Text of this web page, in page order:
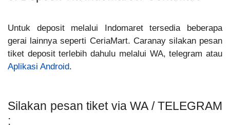
Untuk deposit melalui Indomaret tersedia beberapa
gerai lainnya seperti CeriaMart. Caranay silakan pesan
tiket deposit terlebih dahulu melalui WA, telegram atau
Aplikasi Android.
Silakan pesan tiket via WA / TELEGRAM
: